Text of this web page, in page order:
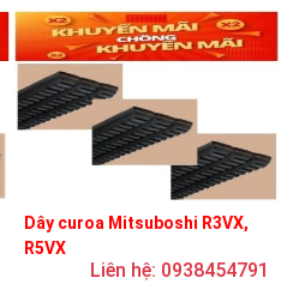
Dây curoa Mitsuboshi R3VX,
R5VX
Liên hệ: 0938454791